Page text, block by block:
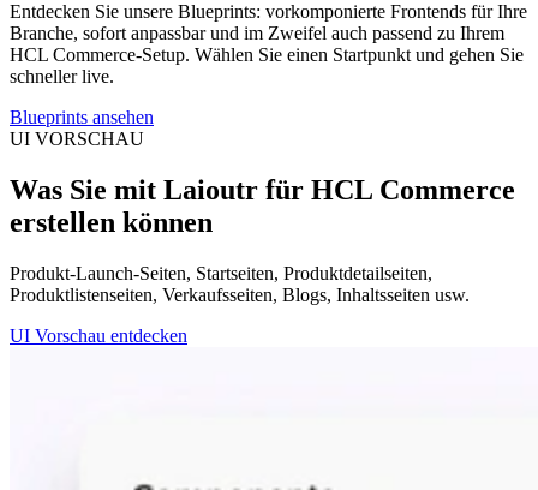
Entdecken Sie unsere Blueprints: vorkomponierte Frontends für Ihre
Branche, sofort anpassbar und im Zweifel auch passend zu Ihrem
HCL Commerce-Setup. Wählen Sie einen Startpunkt und gehen Sie
schneller live.
Blueprints ansehen
UI VORSCHAU
Was Sie mit Laioutr für HCL Commerce
erstellen können
Produkt-Launch-Seiten, Startseiten, Produktdetailseiten,
Produktlistenseiten, Verkaufsseiten, Blogs, Inhaltsseiten usw.
UI Vorschau entdecken